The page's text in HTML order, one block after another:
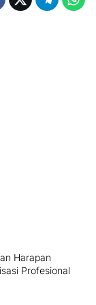
Harapan
Profesional